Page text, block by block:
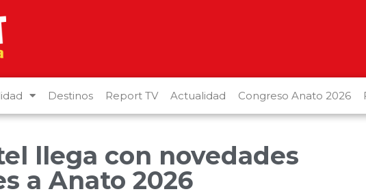
Destinos Report TV Actualidad Congreso Anato 2026
llega con novedades
a Anato 2026